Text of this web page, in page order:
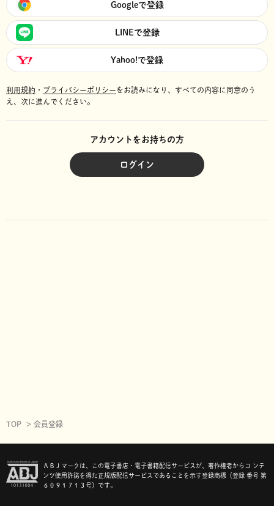
Googleで登録
LINEで登録
Yahoo!で登録
利用規約 ・ プライバシーポリシーをお読みになり、 すべての内容に同意のう
え、次に進んでください。
アカウントをお持ちの方
ログイン
TOP 会員登録
ＡＢＪマークは、この電子書店・電子書籍配信サービスが、著作権者からコ ンテ
ンツ使用許諾を得た正規版配信サービスであることを示す登録商標（登録 番号 第
６０９１７１３号）です。